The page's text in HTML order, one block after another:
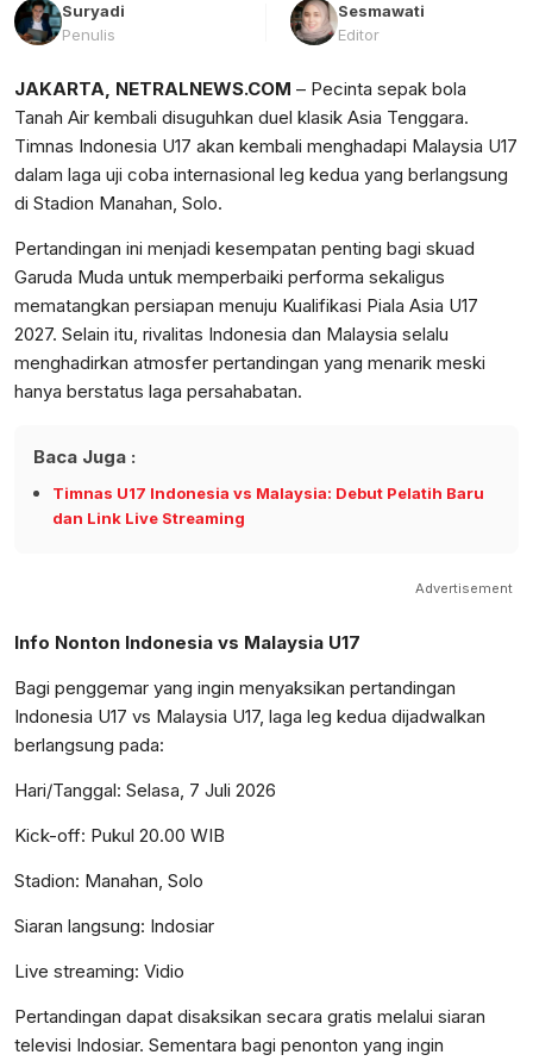
Suryadi
Penulis
Sesmawati
Editor
JAKARTA, NETRALNEWS.COM – Pecinta sepak bola
Tanah Air kembali disuguhkan duel klasik Asia Tenggara.
Timnas Indonesia U17 akan kembali menghadapi Malaysia U17
dalam laga uji coba internasional leg kedua yang berlangsung
di Stadion Manahan, Solo.
Pertandingan ini menjadi kesempatan penting bagi skuad
Garuda Muda untuk memperbaiki performa sekaligus
mematangkan persiapan menuju Kualifikasi Piala Asia U17
2027. Selain itu, rivalitas Indonesia dan Malaysia selalu
menghadirkan atmosfer pertandingan yang menarik meski
hanya berstatus laga persahabatan.
Baca Juga :
Timnas U17 Indonesia vs Malaysia: Debut Pelatih Baru
dan Link Live Streaming
Advertisement
Info Nonton Indonesia vs Malaysia U17
Bagi penggemar yang ingin menyaksikan pertandingan
Indonesia U17 vs Malaysia U17, laga leg kedua dijadwalkan
berlangsung pada:
Hari/Tanggal: Selasa, 7 Juli 2026
Kick-off: Pukul 20.00 WIB
Stadion: Manahan, Solo
Siaran langsung: Indosiar
Live streaming: Vidio
Pertandingan dapat disaksikan secara gratis melalui siaran
televisi Indosiar. Sementara bagi penonton yang ingin